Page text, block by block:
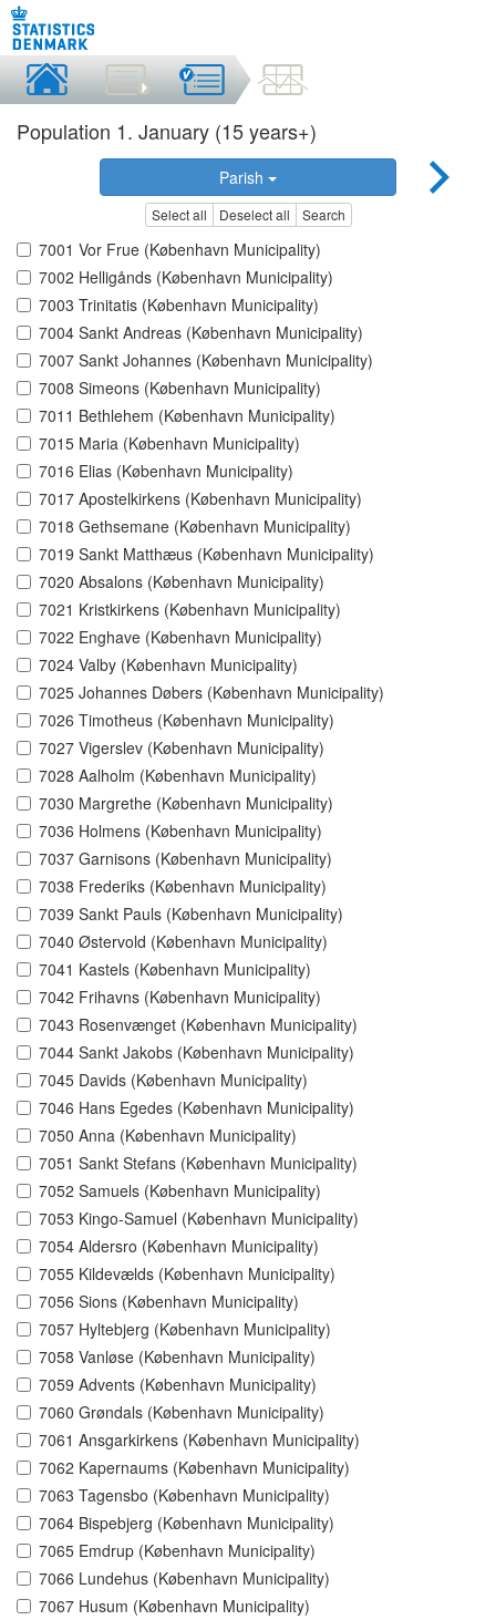
Population 1. January (15 years+)
Parish
Select all Deselect all Search
7001 Vor Frue (København Municipality)
7002 Helligånds (København Municipality)
7003 Trinitatis (København Municipality)
7004 Sankt Andreas (København Municipality)
7007 Sankt Johannes (København Municipality)
7008 Simeons (København Municipality)
7011 Bethlehem (København Municipality)
7015 Maria (København Municipality)
7016 Elias (København Municipality)
7017 Apostelkirkens (København Municipality)
7018 Gethsemane (København Municipality)
7019 Sankt Matthæus (København Municipality)
7020 Absalons (København Municipality)
7021 Kristkirkens (København Municipality)
7022 Enghave (København Municipality)
7024 Valby (København Municipality)
7025 Johannes Døbers (København Municipality)
7026 Timotheus (København Municipality)
7027 Vigerslev (København Municipality)
7028 Aalholm (København Municipality)
7030 Margrethe (København Municipality)
7036 Holmens (København Municipality)
7037 Garnisons (København Municipality)
7038 Frederiks (København Municipality)
7039 Sankt Pauls (København Municipality)
7040 Østervold (København Municipality)
7041 Kastels (København Municipality)
7042 Frihavns (København Municipality)
7043 Rosenvænget (København Municipality)
7044 Sankt Jakobs (København Municipality)
7045 Davids (København Municipality)
7046 Hans Egedes (København Municipality)
7050 Anna (København Municipality)
7051 Sankt Stefans (København Municipality)
7052 Samuels (København Municipality)
7053 Kingo-Samuel (København Municipality)
7054 Aldersro (København Municipality)
7055 Kildevælds (København Municipality)
7056 Sions (København Municipality)
7057 Hyltebjerg (København Municipality)
7058 Vanløse (København Municipality)
7059 Advents (København Municipality)
7060 Grøndals (København Municipality)
7061 Ansgarkirkens (København Municipality)
7062 Kapernaums (København Municipality)
7063 Tagensbo (København Municipality)
7064 Bispebjerg (København Municipality)
7065 Emdrup (København Municipality)
7066 Lundehus (København Municipality)
7067 Husum (København Municipality)